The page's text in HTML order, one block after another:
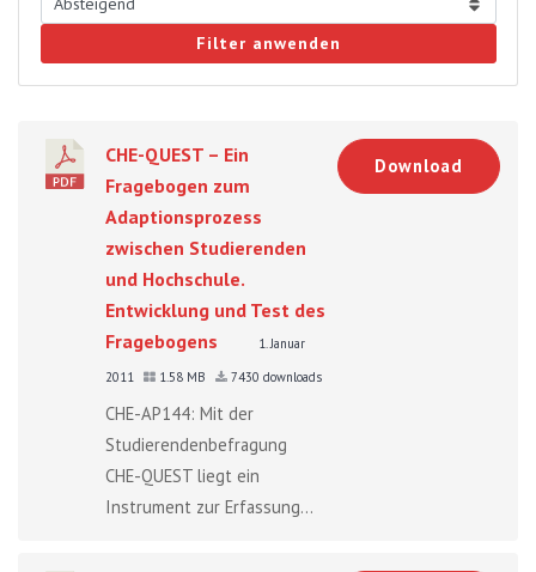
Filter anwenden
CHE-QUEST – Ein
Fragebogen zum
Adaptionsprozess
zwischen Studierenden
und Hochschule.
Entwicklung und Test des
Fragebogens
1. Januar
2011
1.58 MB 7430 downloads
CHE-AP144: Mit der
Studierendenbefragung
CHE-QUEST liegt ein
Instrument zur Erfassung...
Download